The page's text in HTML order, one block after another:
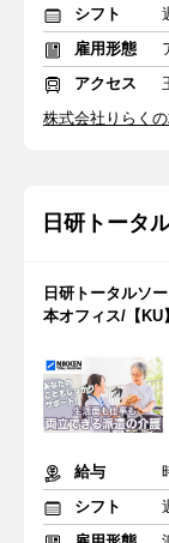
シフト
雇用形態
アクセス
株式会社りらく
日研トータ
日研トータルソ
本オフィス/【KU
給与
シフト